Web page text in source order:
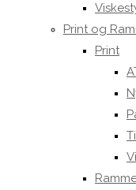
Print og
Print